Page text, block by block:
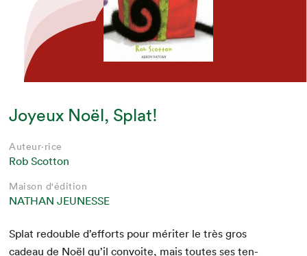
Joyeux Noël, Splat!
Auteur·rice
Rob Scotton
Maison d'édition
NATHAN JEUNESSE
Splat redou­ble d’ef­forts pour mérit­er le très gros
cadeau de Noël qu’il con­voite, mais toutes ses ten­